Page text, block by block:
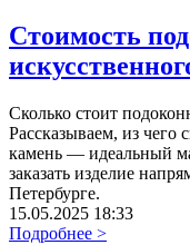
Стоимость
Сколько стоит
Рассказываем, из чего
камень — идеальный
заказать изделие
Петербурге.
15.05.2025 18:33
Подробнее >